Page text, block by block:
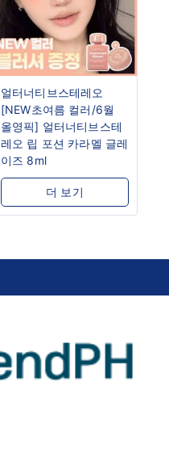
얼터너티브스테레오
[NEW초여름 컬러/6월
올영픽] 얼터너티브스테
레오 립 포션 카라멜 글레
이즈 8ml
더 보기